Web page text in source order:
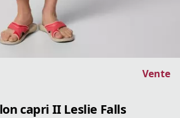
Vente
capri II Leslie Falls